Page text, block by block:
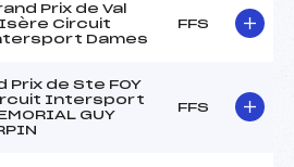
Prix de Val
Circuit
Dames
FFS
Prix de Ste FOY
Intersport
GUY
FFS